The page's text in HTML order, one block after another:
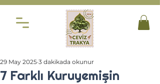
7 Farklı Kuruyemişin
29 May 2025 3 dakikada okunur